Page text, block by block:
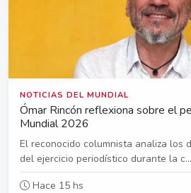
NOTICIAS DEL MUNDIAL
Ómar Rincón reflexiona sobre el
Mundial 2026
El reconocido columnista analiza los
del ejercicio periodístico durante la c...
Hace 15 hs